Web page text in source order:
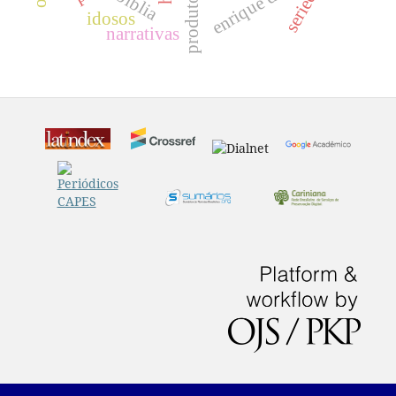
idosos
narrativas